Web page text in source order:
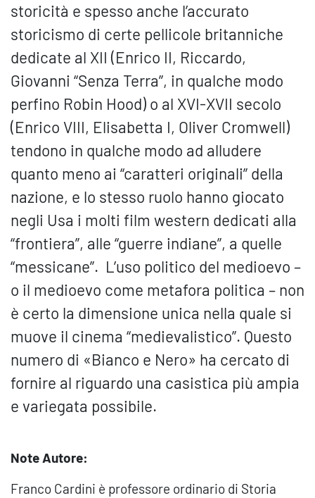
storicità e spesso anche l’accurato
storicismo di certe pellicole britanniche
dedicate al XII (Enrico II, Riccardo,
Giovanni “Senza Terra”, in qualche modo
perfino Robin Hood) o al XVI-XVII secolo
(Enrico VIII, Elisabetta I, Oliver Cromwell)
tendono in qualche modo ad alludere
quanto meno ai “caratteri originali” della
nazione, e lo stesso ruolo hanno giocato
negli Usa i molti film western dedicati alla
“frontiera”, alle “guerre indiane”, a quelle
“messicane”. L’uso politico del medioevo –
o il medioevo come metafora politica – non
è certo la dimensione unica nella quale si
muove il cinema “medievalistico”. Questo
numero di «Bianco e Nero» ha cercato di
fornire al riguardo una casistica più ampia
e variegata possibile.
Note Autore:
Franco Cardini è professore ordinario di Storia